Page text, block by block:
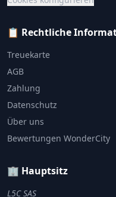
📋 Rechtliche
Treuekarte
AGB
Zahlung
Datenschutz
Über uns
Bewertungen WonderCity
🏢 Hauptsitz
L5C SAS